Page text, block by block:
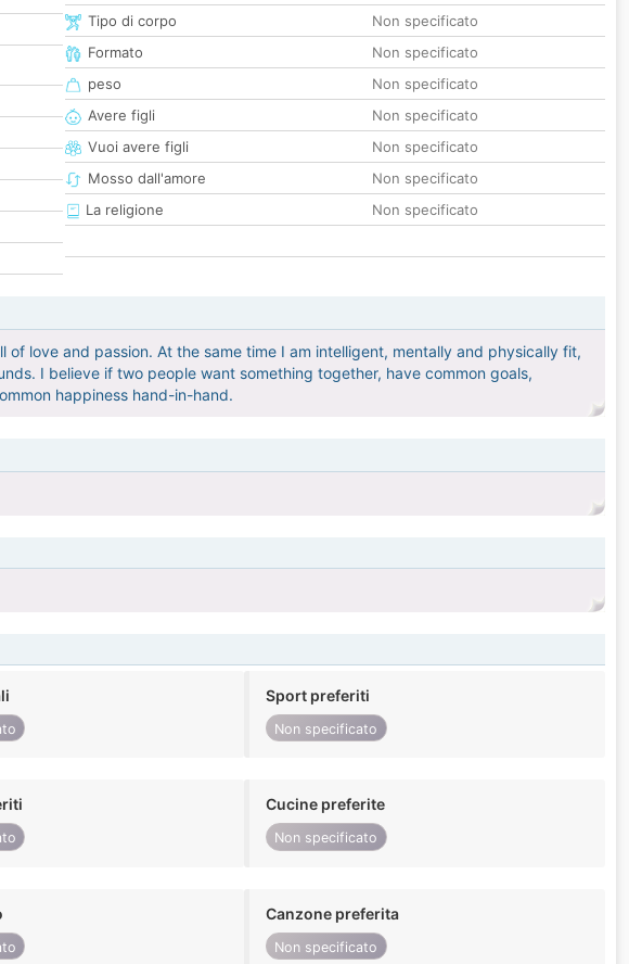
Tipo di corpo
Non specificato
Formato
Non specificato
peso
Non specificato
Avere figli
Non specificato
Vuoi avere figli
Non specificato
Mosso dall'amore
Non specificato
La religione
Non specificato
love and passion. At the same time I am intelligent, mentally and physically fit,
I believe if two people want something together, have common goals,
happiness hand-in-hand.
Sport preferiti
Non specificato
Cucine preferite
Non specificato
Canzone preferita
Non specificato